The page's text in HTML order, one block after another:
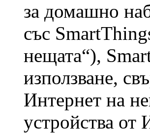
за домашно
със
нещата“),
използване,
Интернет на
устройства от